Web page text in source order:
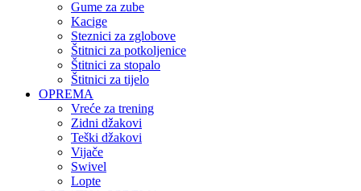
Gume za zube
Kacige
Steznici za zglobove
Štitnici za potkoljenice
Štitnici za stopalo
Štitnici za tijelo
OPREMA
Vreće za trening
Zidni džakovi
Teški džakovi
Vijače
Swivel
Lopte